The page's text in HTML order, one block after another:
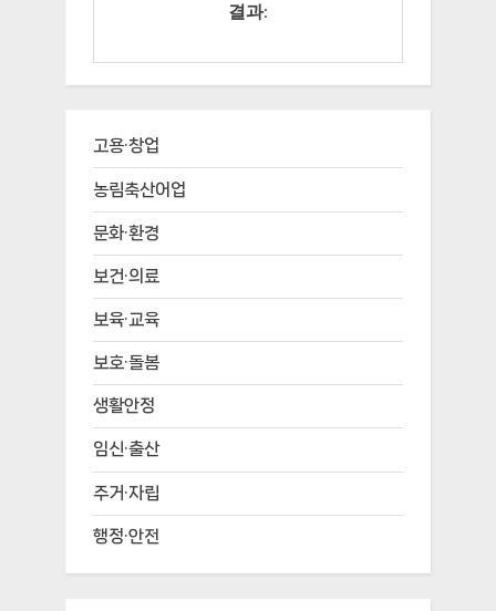
결과:
고용·창업
농림축산어업
문화·환경
보건·의료
보육·교육
보호·돌봄
생활안정
임신·출산
주거·자립
행정·안전